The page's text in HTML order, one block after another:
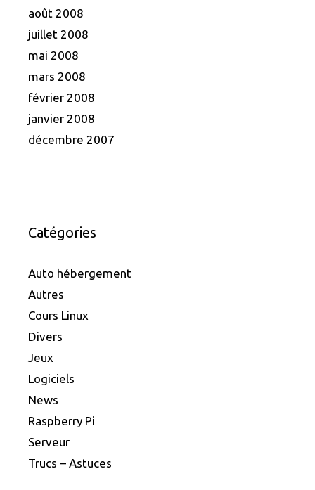
août 2008
juillet 2008
mai 2008
mars 2008
février 2008
janvier 2008
décembre 2007
Catégories
Auto hébergement
Autres
Cours Linux
Divers
Jeux
Logiciels
News
Raspberry Pi
Serveur
Trucs – Astuces